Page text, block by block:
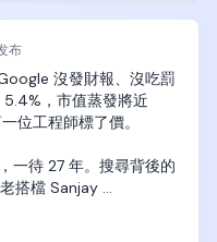
布
沒發財報、沒吃罰
，市值蒸發將近
位工程師標了價。
一待 27 年。搜尋背後的
搭檔 Sanjay
，也間接開啟了大數據